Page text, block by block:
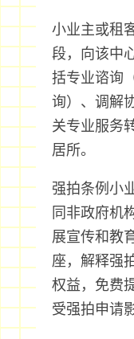
小业主或租
段，向该中
括专业谘询
询）、调解
关专业服务
居所。
强拍条例小
同非政府机
展宣传和教
座，解释强
权益，免费
受强拍申请